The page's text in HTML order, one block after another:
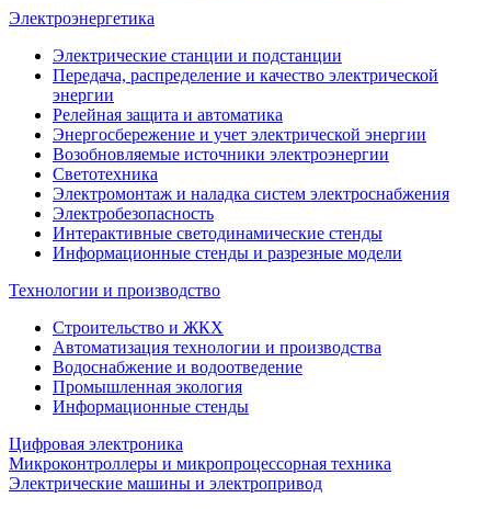
Электроэнергетика
Электрические станции и подстанции
Передача, распределение и качество электрической
энергии
Релейная защита и автоматика
Энергосбережение и учет электрической энергии
Возобновляемые источники электроэнергии
Светотехника
Электромонтаж и наладка систем электроснабжения
Электробезопасность
Интерактивные светодинамические стенды
Информационные стенды и разрезные модели
Технологии и производство
Строительство и ЖКХ
Автоматизация технологии и производства
Водоснабжение и водоотведение
Промышленная экология
Информационные стенды
Цифровая электроника
Микроконтроллеры и микропроцессорная техника
Электрические машины и электропривод